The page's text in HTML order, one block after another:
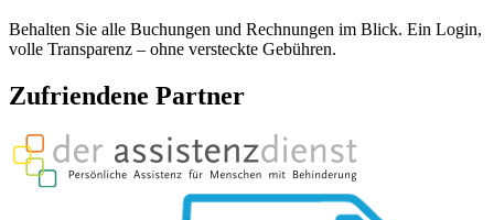
Behalten Sie alle Buchungen und Rechnungen im Blick. Ein Login,
volle Transparenz – ohne versteckte Gebühren.
Zufriendene Partner